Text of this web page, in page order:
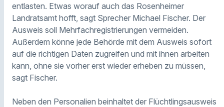
entlasten. Etwas worauf auch das Rosenheimer
Landratsamt hofft, sagt Sprecher Michael Fischer. Der
Ausweis soll Mehrfachregistrierungen vermeiden.
Außerdem könne jede Behörde mit dem Ausweis sofort
auf die richtigen Daten zugreifen und mit ihnen arbeiten
kann, ohne sie vorher erst wieder erheben zu müssen,
sagt Fischer.
Neben den Personalien beinhaltet der Flüchtlingsausweis